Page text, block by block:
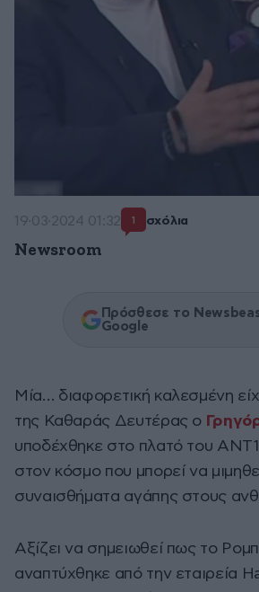
19·03·2024 01:32 1 σχόλια
Newsroom
Πρόσθεσε το
Google
Μία… διαφορετική καλεσμένη
της Καθαράς Δευτέρας ο
υποδέχθηκε στο πλατό του
στον κόσμο που μπορεί να
συναισθήματα αγάπης στους
Αξίζει να σημειωθεί πως το
αναπτύχθηκε από την εταιρεία